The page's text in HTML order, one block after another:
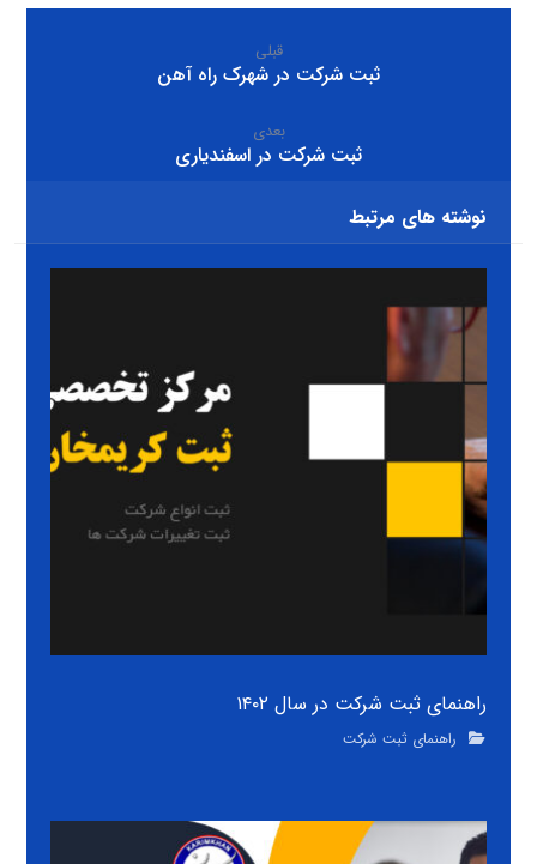
قبلی
ثبت شرکت در شهرک راه آهن
بعدی
ثبت شرکت در اسفندیاری
نوشته های مرتبط
راهنمای ثبت شرکت در سال ۱۴۰۲
راهنمای ثبت شرکت